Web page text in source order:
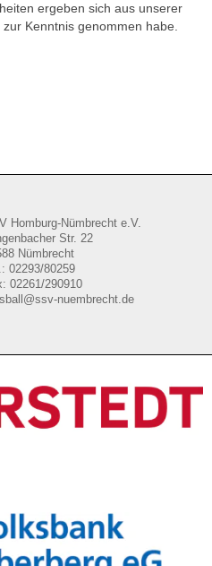
ergeben sich aus unserer
zur Kenntnis genommen habe.
Homburg-Nümbrecht e.V.
Str. 22
Nümbrecht
02293/80259
02261/290910
nuembrecht.de